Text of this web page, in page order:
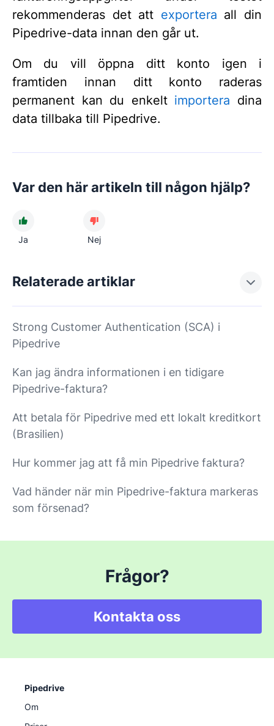
rekommenderas det att exportera all din
Pipedrive-data innan den går ut.
Om du vill öppna ditt konto igen i
framtiden innan ditt konto raderas
permanent kan du enkelt importera dina
data tillbaka till Pipedrive.
Var den här artikeln till någon hjälp?
Ja Nej
Relaterade artiklar
Strong Customer Authentication (SCA) i
Pipedrive
Kan jag ändra informationen i en tidigare
Pipedrive-faktura?
Att betala för Pipedrive med ett lokalt kreditkort
(Brasilien)
Hur kommer jag att få min Pipedrive faktura?
Vad händer när min Pipedrive-faktura markeras
som försenad?
Frågor?
Kontakta oss
Pipedrive
Om